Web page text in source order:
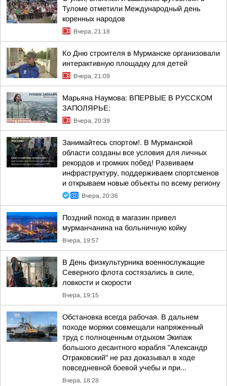
Туломе отметили Международный день
коренных народов
Вчера, 21:18
Ко Дню строителя в Мурманске организовали
интерактивную площадку для детей
Вчера, 21:09
Марьяна Наумова: ВПЕРВЫЕ В РУССКОМ
ЗАПОЛЯРЬЕ:
Вчера, 20:39
Занимайтесь спортом!. В Мурманской
области созданы все условия для личных
рекордов и громких побед! Развиваем
инфраструктуру, поддерживаем спортсменов
и открываем новые объекты по всему региону
Вчера, 20:36
Поздний поход в магазин привел
мурманчанина на больничную койку
Вчера, 19:57
В День физкультурника военнослужащие
Северного флота состязались в силе,
ловкости и скорости
Вчера, 19:15
Обстановка всегда рабочая. В дальнем
походе моряки совмещали напряженный
труд с полноценным отдыхом Экипаж
большого десантного корабля "Александр
Отраковский" не раз доказывал в ходе
повседневной боевой учебы и при...
Вчера, 18:28